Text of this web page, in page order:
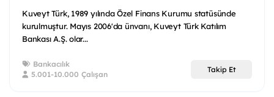
Kuveyt Türk, 1989 yılında Özel Finans Kurumu statüsünde
kurulmuştur. Mayıs 2006'da ünvanı, Kuveyt Türk Katılım
Bankası A.Ş. olar...
Bankacılık
5.001-10.000 Çalışan
Takip Et